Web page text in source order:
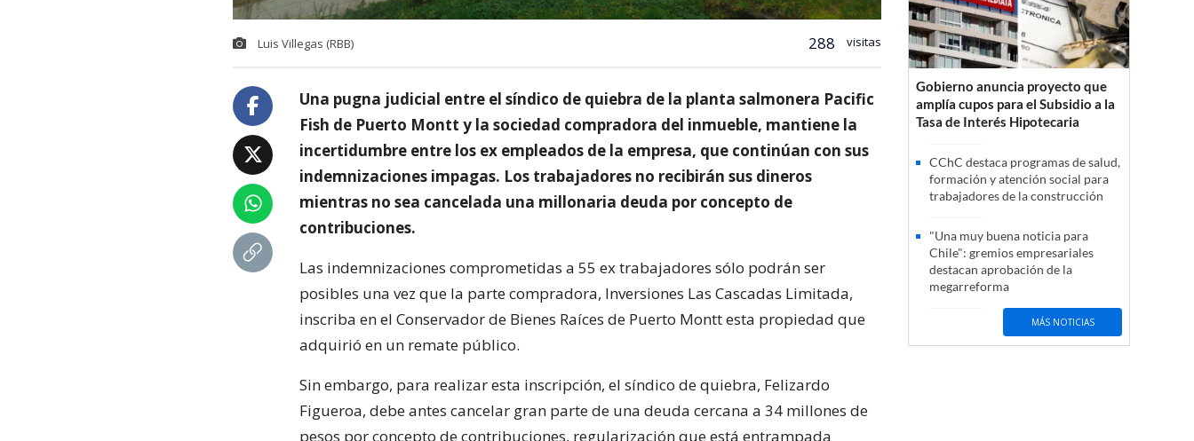
Luis Villegas (RBB) 288 visitas
Una pugna judicial entre el síndico de quiebra de la planta salmonera Pacific
Fish de Puerto Montt y la sociedad compradora del inmueble, mantiene la
incertidumbre entre los ex empleados de la empresa, que continúan con sus
indemnizaciones impagas. Los trabajadores no recibirán sus dineros
mientras no sea cancelada una millonaria deuda por concepto de
contribuciones.
Las indemnizaciones comprometidas a 55 ex trabajadores sólo podrán ser
posibles una vez que la parte compradora, Inversiones Las Cascadas Limitada,
inscriba en el Conservador de Bienes Raíces de Puerto Montt esta propiedad que
adquirió en un remate público.
Sin embargo, para realizar esta inscripción, el síndico de quiebra, Felizardo
Figueroa, debe antes cancelar gran parte de una deuda cercana a 34 millones de
pesos por concepto de contribuciones, regularización que está entrampada
Gobierno anuncia proyecto que
amplía cupos para el Subsidio a la
Tasa de Interés Hipotecaria
CChC destaca programas de salud,
formación y atención social para
trabajadores de la construcción
"Una muy buena noticia para
Chile": gremios empresariales
destacan aprobación de la
megarreforma
MÁS NOTICIAS